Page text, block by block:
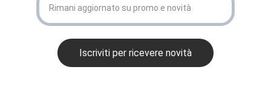
Iscriviti per ricevere novità